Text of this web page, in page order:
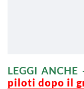
LEGGI ANCHE
piloti dopo il